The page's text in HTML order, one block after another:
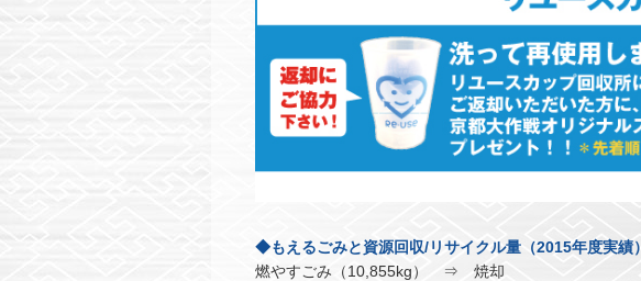
◆もえるごみと資源回収/リサイクル量（2015年度実績）
燃やすごみ（10,855kg） ⇒ 焼却